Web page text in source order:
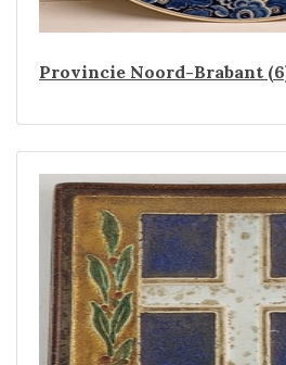
Provincie Noord-Brabant